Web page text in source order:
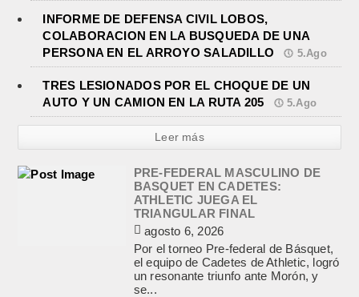
INFORME DE DEFENSA CIVIL LOBOS,
COLABORACION EN LA BUSQUEDA DE UNA
PERSONA EN EL ARROYO SALADILLO
5.Ago
TRES LESIONADOS POR EL CHOQUE DE UN
AUTO Y UN CAMION EN LA RUTA 205
5.Ago
Leer más
PRE-FEDERAL MASCULINO DE
BASQUET EN CADETES:
ATHLETIC JUEGA EL
TRIANGULAR FINAL
agosto 6, 2026
Por el torneo Pre-federal de Básquet,
el equipo de Cadetes de Athletic, logró
un resonante triunfo ante Morón, y
se...